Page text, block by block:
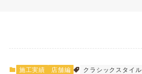
施工実績 店舗編 クラシックスタイル